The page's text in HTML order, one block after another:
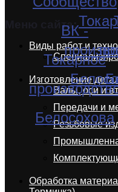
Меню сайта:
Виды работ и
Изготовление
Валы, оси и
Передачи и
Резьбовые
Обработка